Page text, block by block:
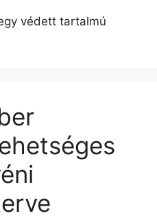
védett tartalmú